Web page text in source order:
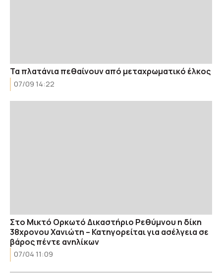
Τα πλατάνια πεθαίνουν από μεταχρωματικό έλκος
07/09 14:22
Στο Μικτό Ορκωτό Δικαστήριο Ρεθύμνου η δίκη
38χρονου Χανιώτη – Κατηγορείται για ασέλγεια σε
βάρος πέντε ανηλίκων
07/04 11:09